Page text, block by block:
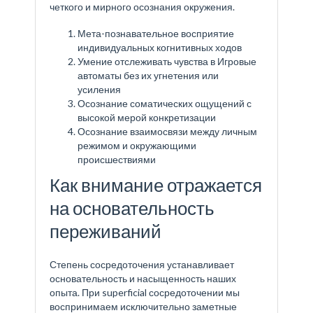
четкого и мирного осознания окружения.
Мета-познавательное восприятие
индивидуальных когнитивных ходов
Умение отслеживать чувства в Игровые
автоматы без их угнетения или
усиления
Осознание соматических ощущений с
высокой мерой конкретизации
Осознание взаимосвязи между личным
режимом и окружающими
происшествиями
Как внимание отражается
на основательность
переживаний
Степень сосредоточения устанавливает
основательность и насыщенность наших
опыта. При superficial сосредоточении мы
воспринимаем исключительно заметные